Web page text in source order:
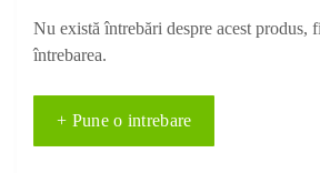
Nu există întrebări despre acest produs,
întrebarea.
+ Pune o intrebare